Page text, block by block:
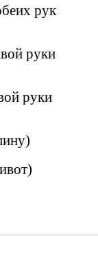
рук
руки
руки